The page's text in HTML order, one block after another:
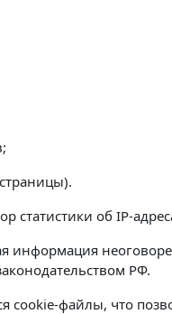
статистики об IP-
информация
РФ.
cookie-файлы, что